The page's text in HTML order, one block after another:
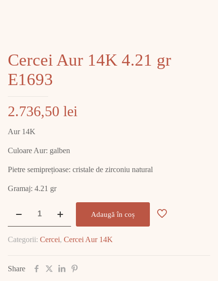
Cercei Aur 14K 4.21 gr
E1693
2.736,50 lei
Aur 14K
Culoare Aur: galben
Pietre semiprețioase: cristale de zirconiu natural
Gramaj: 4.21 gr
14K
gr
Adaugă în coș
Categorii: Cercei, Cercei Aur 14K
Share